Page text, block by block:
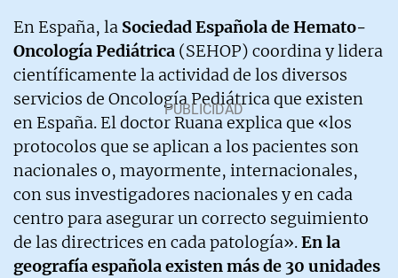
En España, la Sociedad Española de Hemato-
Oncología Pediátrica (SEHOP) coordina y lidera
científicamente la actividad de los diversos
servicios de Oncología Pediátrica que existen
en España. El doctor Ruana explica que «los
protocolos que se aplican a los pacientes son
nacionales o, mayormente, internacionales,
con sus investigadores nacionales y en cada
centro para asegurar un correcto seguimiento
de las directrices en cada patología».En la
geografía española existen más de 30 unidades